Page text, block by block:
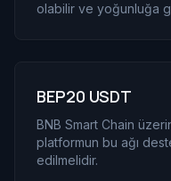
olabilir ve yoğunluğa
BEP20 USDT
BNB Smart Chain
platformun bu ağı
edilmelidir.